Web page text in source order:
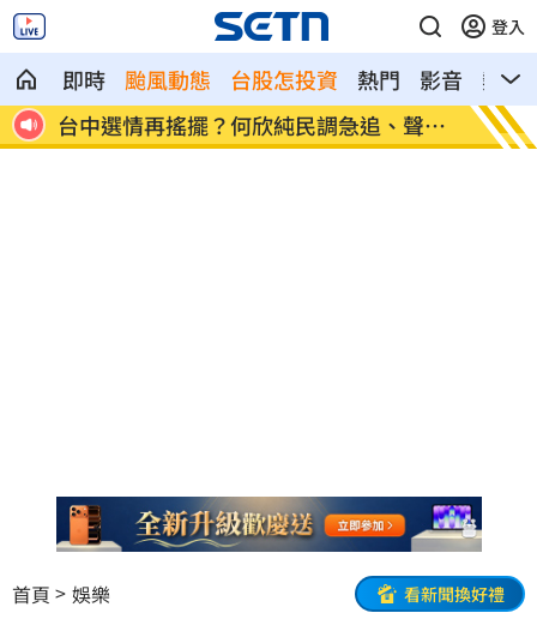
登入
即時 颱風動態 台股怎投資 熱門 影音
熱搜
量
YTR花19萬開箱度假村 竟遇1扯事還被報
警
醫：
發
首頁 娛樂 看新聞換好禮